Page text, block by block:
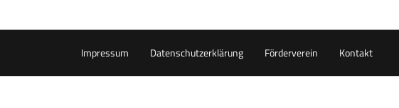
Impressum Datenschutzerklärung Förderverein Kontakt